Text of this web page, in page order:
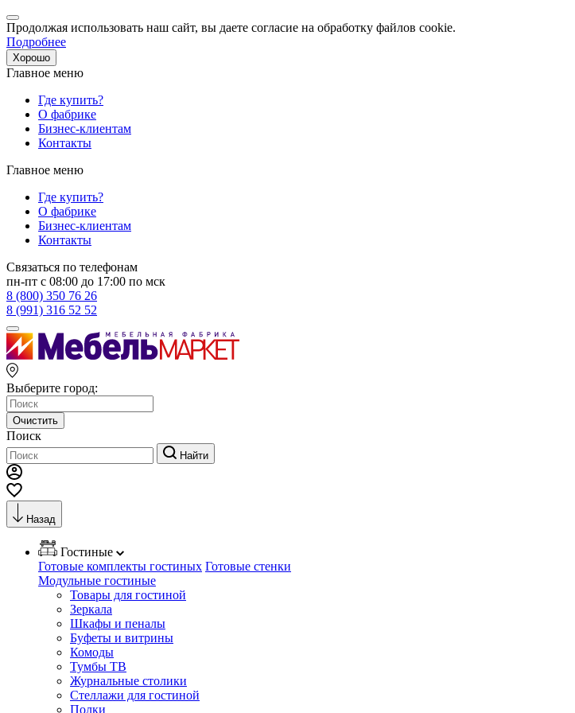
Продолжая использовать наш сайт, вы даете согласие на обработку файлов cookie.
Подробнее
Хорошо
Главное меню
Где купить?
О фабрике
Бизнес-клиентам
Контакты
Главное меню
Где купить?
О фабрике
Бизнес-клиентам
Контакты
Связаться по телефонам
пн-пт с 08:00 до 17:00 по мск
8 (800) 350 76 26
8 (991) 316 52 52
Выберите город:
Очистить
Поиск
Найти
Назад
Гостиные
Готовые комплекты гостиных Готовые стенки
Модульные гостиные
Товары для гостиной
Зеркала
Шкафы и пеналы
Буфеты и витрины
Комоды
Тумбы ТВ
Журнальные столики
Стеллажи для гостиной
Полки